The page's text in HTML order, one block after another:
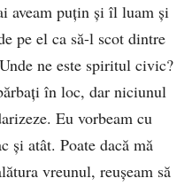
aveam puțin și îl luam și
pe el ca să-l scot dintre
ne este spiritul civic?
în loc, dar niciunul
Eu vorbeam cu
și atât. Poate dacă mă
vreunul, reușeam să